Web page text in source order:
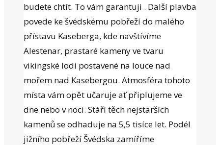
budete chtít. To vám garantuji . Další plavba
povede ke švédskému pobřeží do malého
přístavu Kaseberga, kde navštívíme
Alestenar, prastaré kameny ve tvaru
vikingské lodi postavené na louce nad
mořem nad Kasebergou. Atmosféra tohoto
místa vám opět učaruje ať připlujeme ve
dne nebo v noci. Stáří těch nejstarších
kamenů se odhaduje na 5,5 tisíce let. Podél
jižního pobřeží Švédska zamíříme